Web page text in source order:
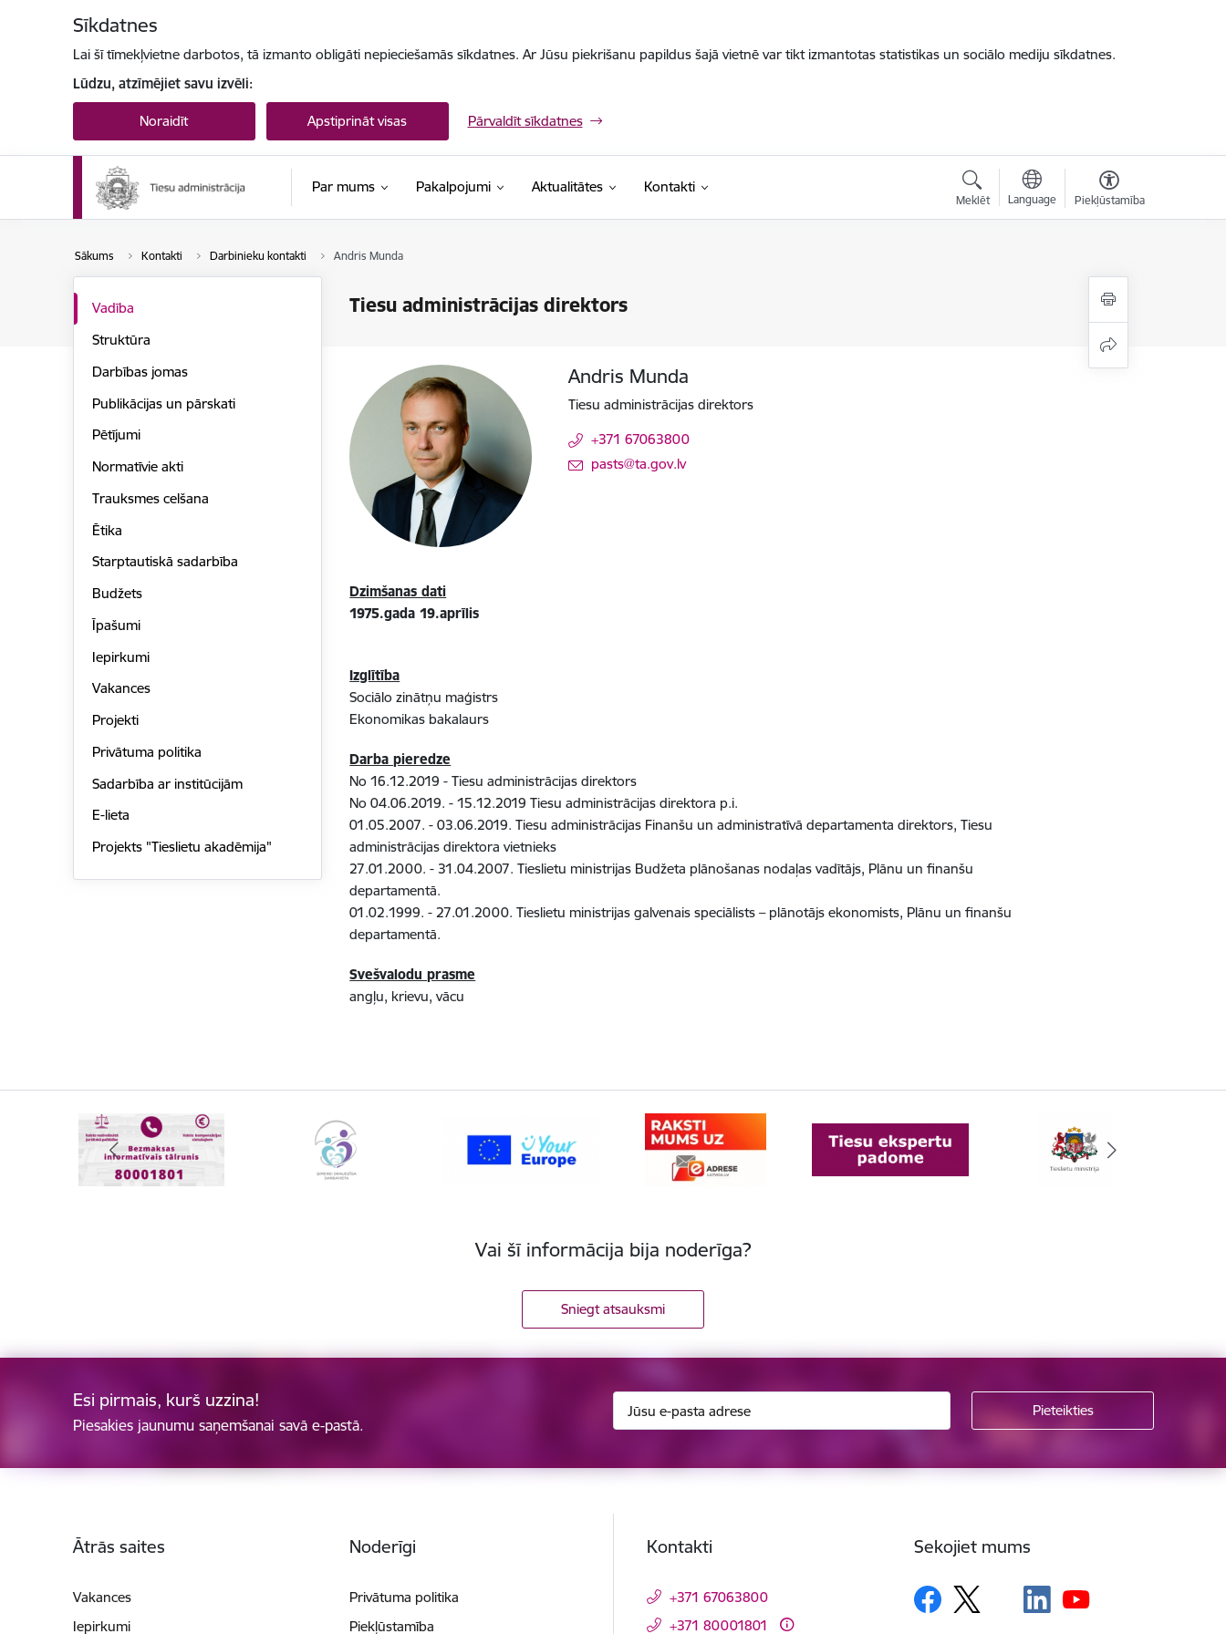
Sīkdatnes
Lai šī tīmekļvietne darbotos, tā izmanto obligāti nepieciešamās sīkdatnes. Ar Jūsu piekrišanu papildus šajā vietnē var tikt izmantotas statistikas un sociālo mediju sīkdatnes.
Lūdzu, atzīmējiet savu izvēli:
Noraidīt Apstiprināt visas Pārvaldīt sīkdatnes
Par mums Pakalpojumi Aktualitātes Kontakti
Meklēt Language Piekļūstamība
Sākums Kontakti Darbinieku kontakti Andris Munda
Tiesu administrācijas direktors
Vadība
Struktūra
Darbības jomas
Publikācijas un pārskati
Pētījumi
Normatīvie akti
Trauksmes celšana
Ētika
Starptautiskā sadarbība
Budžets
Īpašumi
Iepirkumi
Vakances
Projekti
Privātuma politika
Sadarbība ar institūcijām
E-lieta
Projekts "Tieslietu akadēmija"
Andris Munda
Tiesu administrācijas direktors
+371 67063800
E-pasts:pasts@ta.gov.lv
Dzimšanas dati
1975.gada 19.aprīlis
Izglītība
Sociālo zinātņu maģistrs
Ekonomikas bakalaurs
Darba pieredze
No 16.12.2019 - Tiesu administrācijas direktors
No 04.06.2019. - 15.12.2019 Tiesu administrācijas direktora p.i.
01.05.2007. - 03.06.2019. Tiesu administrācijas Finanšu un administratīvā departamenta direktors, Tiesu
administrācijas direktora vietnieks
27.01.2000. - 31.04.2007. Tieslietu ministrijas Budžeta plānošanas nodaļas vadītājs, Plānu un finanšu
departamentā.
01.02.1999. - 27.01.2000. Tieslietu ministrijas galvenais speciālists – plānotājs ekonomists, Plānu un finanšu
departamentā.
Svešvalodu prasme
angļu, krievu, vācu
Vai šī informācija bija noderīga?
Sniegt atsauksmi
Esi pirmais, kurš uzzina!
Piesakies jaunumu saņemšanai savā e-pastā.
Ātrās saites
Vakances
Iepirkumi
Noderīgi
Privātuma politika
Piekļūstamība
Kontakti
+371 67063800
+371 80001801
Sekojiet mums